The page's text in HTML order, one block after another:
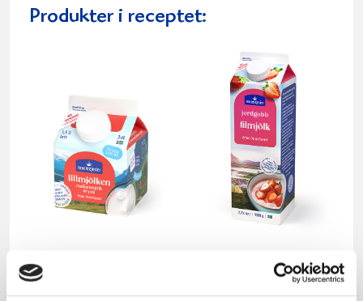
Produkter i receptet:
Jordgubbsfil 2,7%